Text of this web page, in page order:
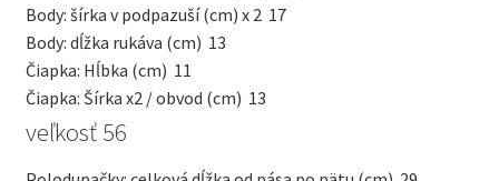
Body: šírka v podpazuší (cm) x 2 17
Body: dĺžka rukáva (cm) 13
Čiapka: Hĺbka (cm) 11
Čiapka: Šírka x2 / obvod (cm) 13
veľkosť 56